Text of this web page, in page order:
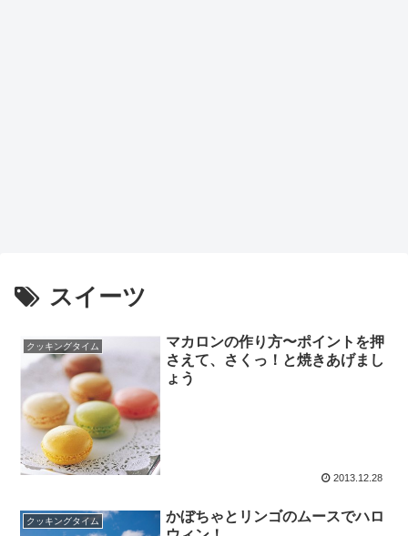
スイーツ
クッキングタイム
マカロンの作り方〜ポイントを押
さえて、さくっ！と焼きあげまし
ょう
2013.12.28
クッキングタイム
かぼちゃとリンゴのムースでハロ